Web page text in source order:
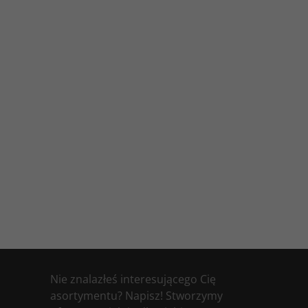
Nie znalazłeś interesującego Cię
asortymentu? Napisz! Stworzymy